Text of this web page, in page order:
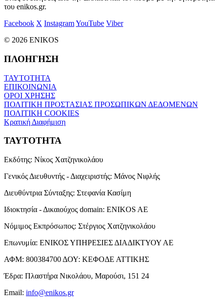
του enikos.gr.
Facebook X InstagramYouTube Viber
© 2026 ENIKOS
ΠΛΟΗΓΗΣΗ
ΤΑΥΤΟΤΗΤΑ
ΕΠΙΚΟΙΝΩΝΙΑ
ΟΡΟΙ ΧΡΗΣΗΣ
ΠΟΛΙΤΙΚΗ ΠΡΟΣΤΑΣΙΑΣ ΠΡΟΣΩΠΙΚΩΝ ΔΕΔΟΜΕΝΩΝ
ΠΟΛΙΤΙΚΗ COOKIES
Κρατική Διαφήμιση
ΤΑΥΤΟΤΗΤΑ
Εκδότης: Νίκος Χατζηνικολάου
Γενικός Διευθυντής - Διαχειριστής: Μάνος Νιφλής
Διευθύντρια Σύνταξης: Στεφανία Κασίμη
Ιδιοκτησία - Δικαιούχος domain: ENIKOS AE
Νόμιμος Εκπρόσωπος: Στέργιος Χατζηνικολάου
Επωνυμία: ΕΝΙΚΟΣ ΥΠΗΡΕΣΙΕΣ ΔΙΑΔΙΚΤΥΟΥ ΑΕ
ΑΦΜ: 800384700 ΔΟΥ: ΚΕΦΟΔΕ ΑΤΤΙΚΗΣ
Έδρα: Πλαστήρα Νικολάου, Μαρούσι, 151 24
Email: info@enikos.gr